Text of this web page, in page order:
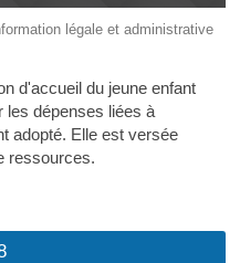
légale et administrative
d'accueil du jeune enfant
les dépenses liées à
adopté. Elle est versée
ressources.